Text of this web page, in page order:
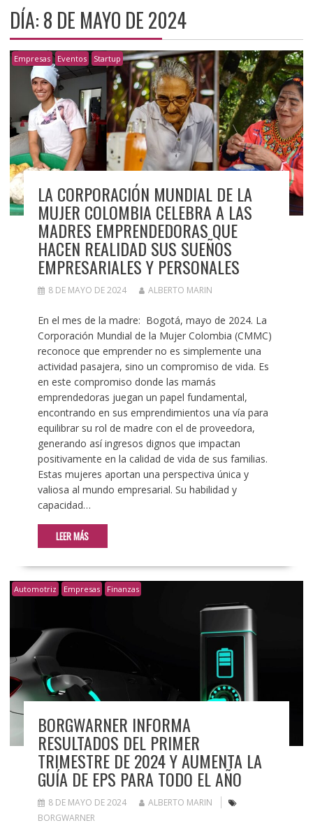
DÍA:8 DE MAYO DE 2024
Empresas Eventos Startup
LA CORPORACIÓN MUNDIAL DE LA
MUJER COLOMBIA CELEBRA A LAS
MADRES EMPRENDEDORAS QUE
HACEN REALIDAD SUS SUEÑOS
EMPRESARIALES Y PERSONALES
8 DE MAYO DE 2024 ALBERTO MARIN
En el mes de la madre: Bogotá, mayo de 2024. La
Corporación Mundial de la Mujer Colombia (CMMC)
reconoce que emprender no es simplemente una
actividad pasajera, sino un compromiso de vida. Es
en este compromiso donde las mamás
emprendedoras juegan un papel fundamental,
encontrando en sus emprendimientos una vía para
equilibrar su rol de madre con el de proveedora,
generando así ingresos dignos que impactan
positivamente en la calidad de vida de sus familias.
Estas mujeres aportan una perspectiva única y
valiosa al mundo empresarial. Su habilidad y
capacidad…
LEER MÁS
Automotriz Empresas Finanzas
BORGWARNER INFORMA
RESULTADOS DEL PRIMER
TRIMESTRE DE 2024 Y AUMENTA LA
GUÍA DE EPS PARA TODO EL AÑO
8 DE MAYO DE 2024
ALBERTO MARIN
BORGWARNER